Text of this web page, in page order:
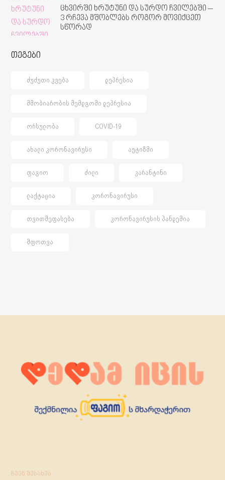
ცხვირში ხრუტუნი და სურდო ჩვილებში –
3 რჩევა მშობლებს როგორ მოვიქცეთ
სწორად
თეგები
ᲫᲣᲫᲣᲗᲘ ᲙᲕᲔᲑᲐ ᲓᲔᲞᲠᲔᲡᲘᲐ
ᲛᲨᲝᲑᲘᲐᲠᲝᲑᲘᲡ ᲨᲔᲛᲓᲒᲝᲛᲘ ᲓᲔᲞᲠᲔᲡᲘᲐ
ᲝᲠᲡᲣᲚᲝᲑᲐ COVID-19
ᲐᲮᲐᲚᲘ ᲙᲝᲠᲝᲜᲐᲕᲘᲠᲣᲡᲘ ᲐᲣᲢᲘᲖᲛᲘ
ᲤᲐᲒᲘᲝ ᲫᲘᲚᲘ ᲙᲐᲠᲐᲜᲢᲘᲜᲘ
ᲚᲐᲥᲢᲐᲪᲘᲐ ᲙᲝᲠᲝᲜᲐᲕᲘᲠᲣᲡᲘ
ᲗᲕᲘᲗᲨᲔᲤᲐᲡᲔᲑᲐ ᲙᲝᲠᲝᲜᲐᲕᲘᲠᲣᲡᲘᲡ ᲞᲐᲜᲓᲔᲛᲘᲐ
ᲨᲤᲝᲗᲕᲐ
ჩვენ შესახებ